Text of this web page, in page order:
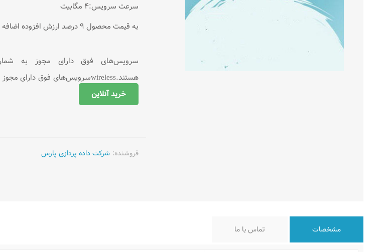
سرعت سرویس:۴ مگابیت
به قیمت محصول ۹ درصد ارزش افزوده اضافه می گردد.
هستند.wirelessسرویس‌های فوق دارای مجوز به شماره ۵۲۷۵۸۸از سوی سازمان تنظیم مقررات و ارتباطات رادیویی هستند
خرید آنلاین
فروشنده: شرکت داده پردازی پارس
مشخصات تماس با ما